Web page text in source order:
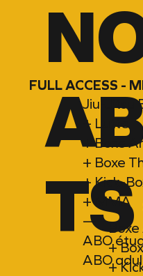
TS
FULL ACCESS -
Jiu-Jitsu
+ Lutte
+ Boxe
+ Boxe
+ Kick-
+ MMA
—
ABO
ABO
Boxe
+
+